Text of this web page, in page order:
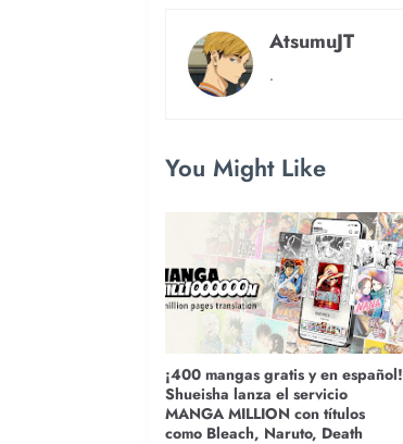
AtsumuJT
.
You Might Like
¡400 mangas gratis y en español!
Shueisha lanza el servicio
MANGA MILLION con títulos
como Bleach, Naruto, Death